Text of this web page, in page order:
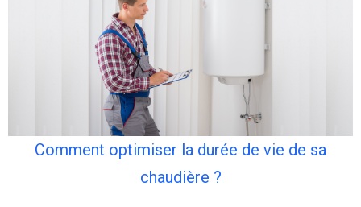
Comment optimiser la durée de vie de sa
chaudière ?